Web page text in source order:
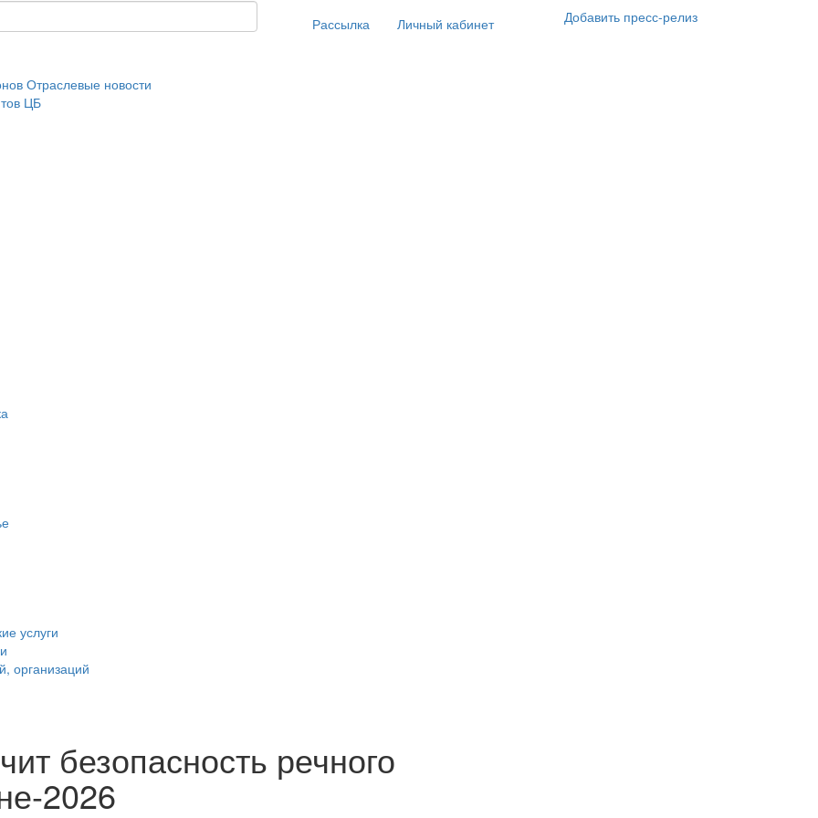
Рассылка Личный кабинет Добавить пресс-релиз
Отраслевые новости
ЦБ
услуги
организаций
безопасность речного
2026